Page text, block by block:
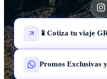
📱Cotiza tu viaje
Promos Exclusivas